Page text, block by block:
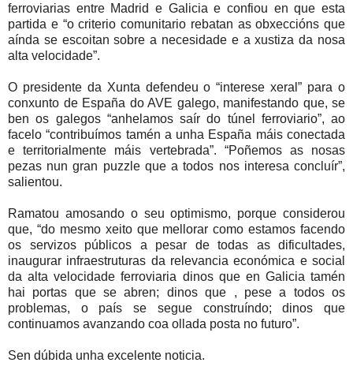
ferroviarias entre Madrid e Galicia e confiou en que esta
partida e “o criterio comunitario rebatan as obxeccións que
aínda se escoitan sobre a necesidade e a xustiza da nosa
alta velocidade”.
O presidente da Xunta defendeu o “interese xeral” para o
conxunto de España do AVE galego, manifestando que, se
ben os galegos “anhelamos saír do túnel ferroviario”, ao
facelo “contribuímos tamén a unha España máis conectada
e territorialmente máis vertebrada”. “Poñemos as nosas
pezas nun gran puzzle que a todos nos interesa concluír”,
salientou.
Ramatou amosando o seu optimismo, porque considerou
que, “do mesmo xeito que mellorar como estamos facendo
os servizos públicos a pesar de todas as dificultades,
inaugurar infraestruturas da relevancia económica e social
da alta velocidade ferroviaria dinos que en Galicia tamén
hai portas que se abren; dinos que , pese a todos os
problemas, o país se segue construíndo; dinos que
continuamos avanzando coa ollada posta no futuro”.
Sen dúbida unha excelente noticia.